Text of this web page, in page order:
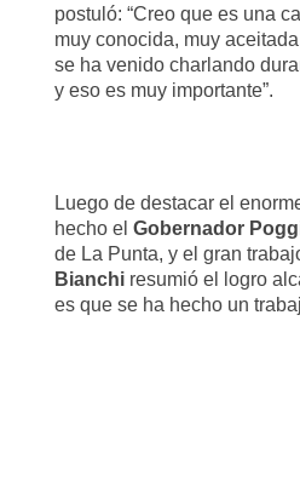
postuló: “Creo que es una
muy conocida, muy
se ha venido charlando
y eso es muy importante”.
Luego de destacar el
hecho el Gobernador
de La Punta, y el gran
Bianchiresumió el logro
es que se ha hecho un